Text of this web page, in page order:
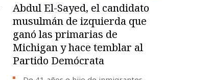
Abdul El-Sayed, el candidato
musulmán de izquierda que
ganó las primarias de
Michigan y hace temblar al
Partido Demócrata